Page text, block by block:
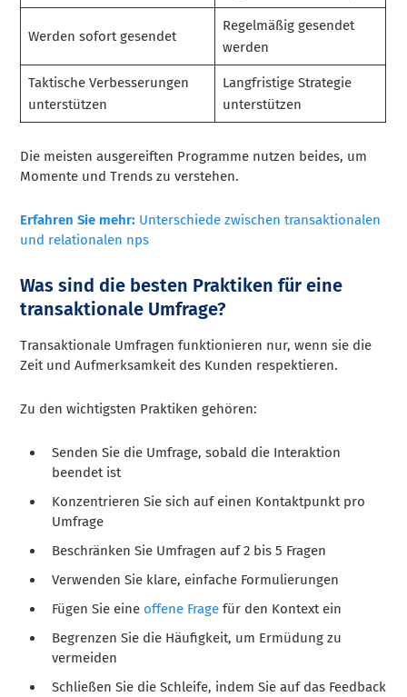
Werden sofort gesendet
Regelmäßig gesendet
werden
Taktische Verbesserungen
unterstützen
Langfristige Strategie
unterstützen
Die meisten ausgereiften Programme nutzen beides, um
Momente und Trends zu verstehen.
Erfahren Sie mehr: Unterschiede zwischen transaktionalen
und relationalen nps
Was sind die besten Praktiken für eine
transaktionale Umfrage?
Transaktionale Umfragen funktionieren nur, wenn sie die
Zeit und Aufmerksamkeit des Kunden respektieren.
Zu den wichtigsten Praktiken gehören:
Senden Sie die Umfrage, sobald die Interaktion
beendet ist
Konzentrieren Sie sich auf einen Kontaktpunkt pro
Umfrage
Beschränken Sie Umfragen auf 2 bis 5 Fragen
Verwenden Sie klare, einfache Formulierungen
Fügen Sie eine offene Frage für den Kontext ein
Begrenzen Sie die Häufigkeit, um Ermüdung zu
vermeiden
Schließen Sie die Schleife, indem Sie auf das Feedback